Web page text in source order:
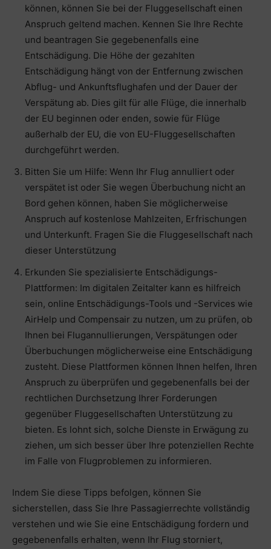
können, können Sie bei der Fluggesellschaft einen
Anspruch geltend machen. Kennen Sie Ihre Rechte
und beantragen Sie gegebenenfalls eine
Entschädigung. Die Höhe der gezahlten
Entschädigung hängt von der Entfernung zwischen
Abflug- und Ankunftsflughafen und der Dauer der
Verspätung ab. Dies gilt für alle Flüge, die innerhalb
der EU beginnen oder enden, sowie für Flüge
außerhalb der EU, die von EU-Fluggesellschaften
durchgeführt werden.
Bitten Sie um Hilfe: Wenn Ihr Flug annulliert oder
verspätet ist oder Sie wegen Überbuchung nicht an
Bord gehen können, haben Sie möglicherweise
Anspruch auf kostenlose Mahlzeiten, Erfrischungen
und Unterkunft. Fragen Sie die Fluggesellschaft nach
dieser Unterstützung
Erkunden Sie spezialisierte Entschädigungs-
Plattformen: Im digitalen Zeitalter kann es hilfreich
sein, online Entschädigungs-Tools und -Services wie
AirHelp und Compensair zu nutzen, um zu prüfen, ob
Ihnen bei Flugannullierungen, Verspätungen oder
Überbuchungen möglicherweise eine Entschädigung
zusteht. Diese Plattformen können Ihnen helfen, Ihren
Anspruch zu überprüfen und gegebenenfalls bei der
rechtlichen Durchsetzung Ihrer Forderungen
gegenüber Fluggesellschaften Unterstützung zu
bieten. Es lohnt sich, solche Dienste in Erwägung zu
ziehen, um sich besser über Ihre potenziellen Rechte
im Falle von Flugproblemen zu informieren.
Indem Sie diese Tipps befolgen, können Sie
sicherstellen, dass Sie Ihre Passagierrechte vollständig
verstehen und wie Sie eine Entschädigung fordern und
gegebenenfalls erhalten, wenn Ihr Flug storniert,